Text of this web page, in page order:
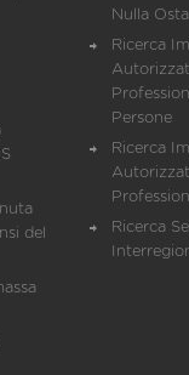
del
Nulla Osta
Ricerca
Persone
Ricerca
Ricerca